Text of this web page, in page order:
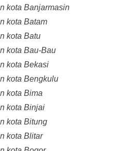
kota Banjarmasin
kota Batam
kota Batu
kota Bau-Bau
kota Bekasi
kota Bengkulu
kota Bima
kota Binjai
kota Bitung
kota Blitar